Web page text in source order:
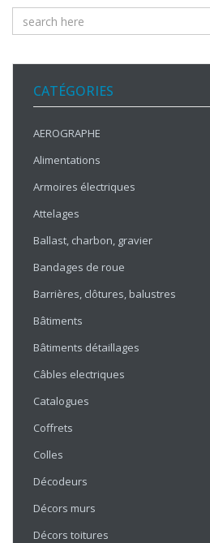
CATÉGORIES
AEROGRAPHE
Alimentations
Armoires électriques
Attelages
Ballast, charbon, gravier
Bandages de roue
Barrières, clôtures, balustres
Bâtiments
Bâtiments détaillages
Câbles electriques
Catalogues
Coffrets
Colles
Décodeurs
Décors murs
Décors toitures